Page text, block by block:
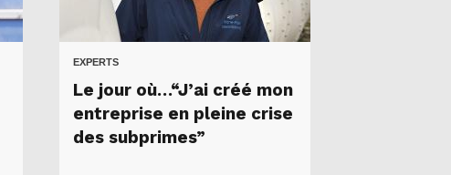
EXPERTS
Le jour où…“J’ai créé mon
entreprise en pleine crise
des subprimes”